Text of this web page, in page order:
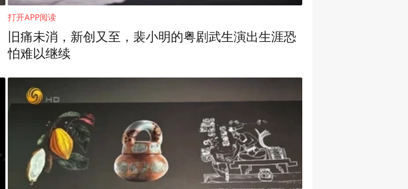
打开APP阅读
旧痛未消，新创又至，裴小明的粤剧武生演出生涯恐
怕难以继续